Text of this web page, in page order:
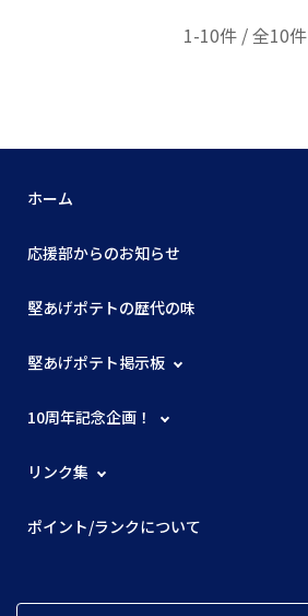
1-10件 / 全10件
ホーム
応援部からのお知らせ
堅あげポテトの歴代の味
堅あげポテト掲示板
10周年記念企画！
リンク集
ポイント/ランクについて